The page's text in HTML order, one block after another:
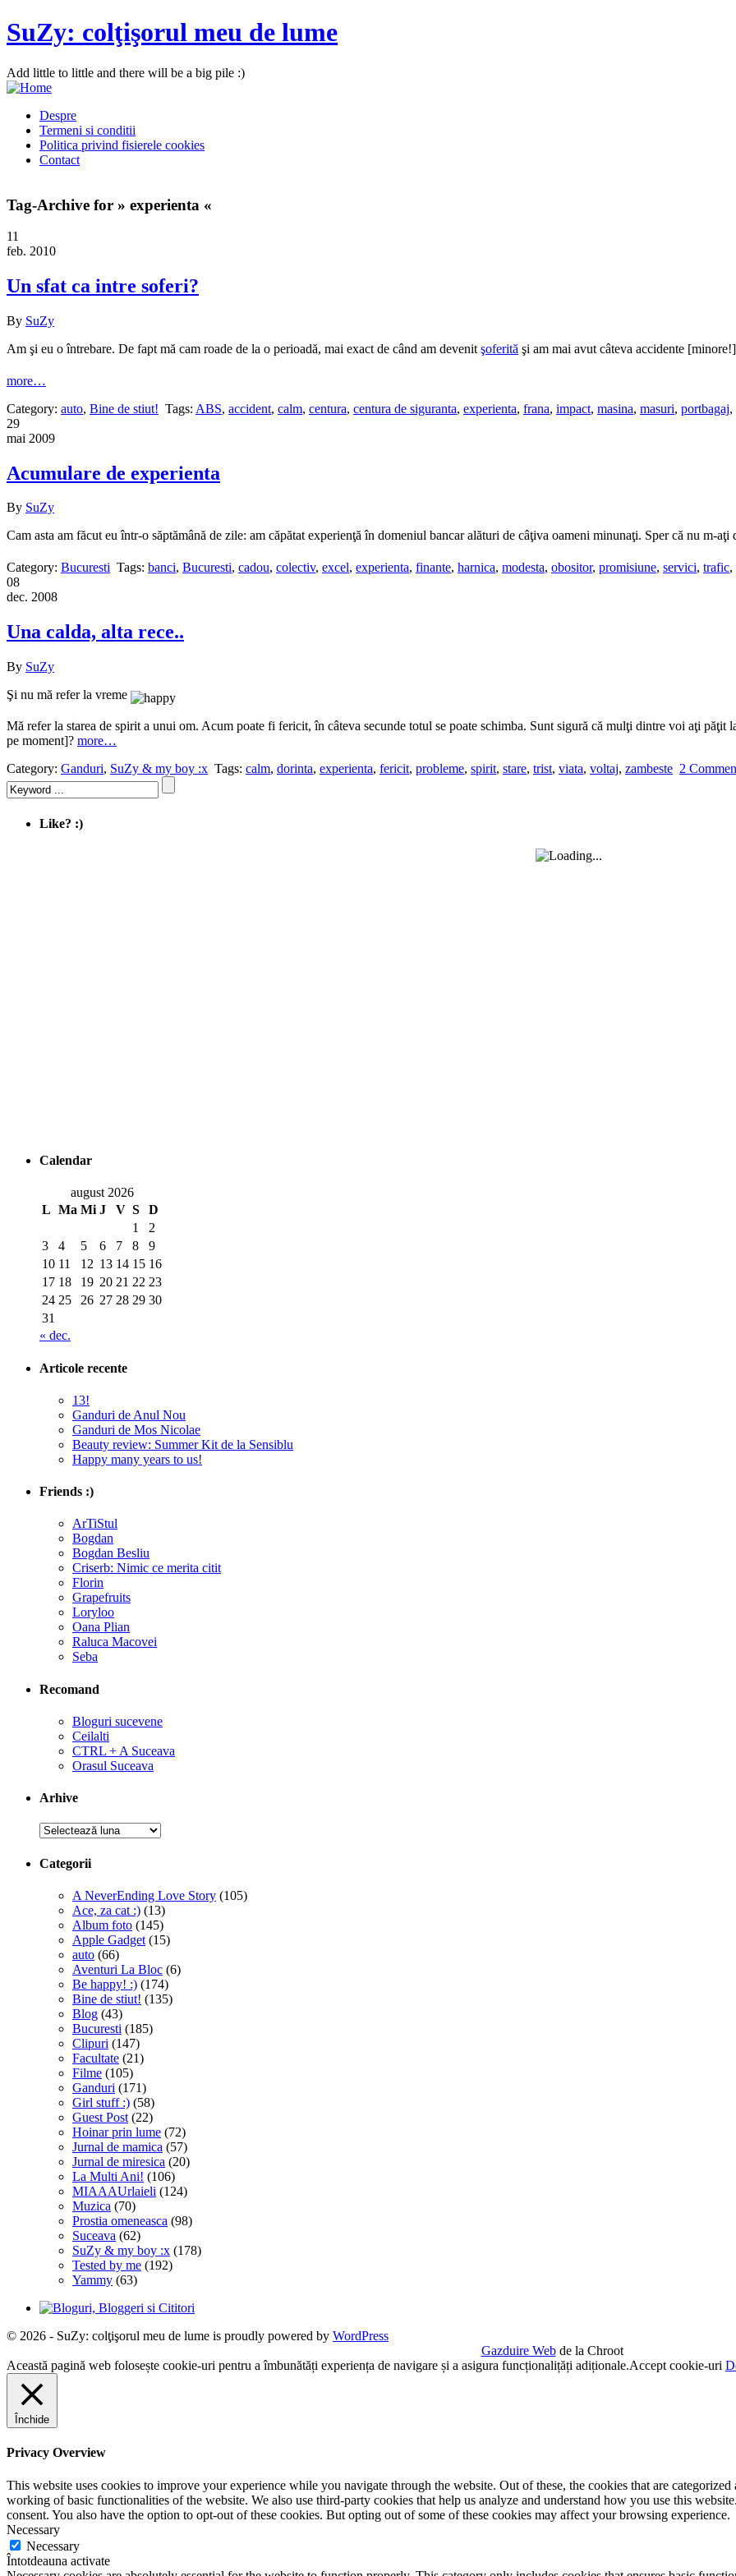
SuZy: colţişorul meu de lume
Add little to little and there will be a big pile :)
Despre
Termeni si conditii
Politica privind fisierele cookies
Contact
Tag-Archive for » experienta «
11
feb. 2010
Un sfat ca intre soferi?
By SuZy
Am şi eu o întrebare. De fapt mă cam roade de la o perioadă, mai exact de când am devenit şoferită şi am mai avut câteva accidente
more…
Category: auto, Bine de stiut! Tags: ABS, accident, calm, centura, centura de siguranta, experienta, frana, impact, masina, masuri, portbagaj,
29
mai 2009
Acumulare de experienta
By SuZy
Cam asta am făcut eu într-o săptămână de zile: am căpătat experienţă în domeniul bancar alături de câţiva oameni minunaţi. Sper că nu m-
Category: Bucuresti Tags: banci, Bucuresti, cadou, colectiv, excel, experienta, finante, harnica, modesta, obositor, promisiune, servici, trafic,
08
dec. 2008
Una calda, alta rece..
By SuZy
Şi nu mă refer la vreme
Mă refer la starea de spirit a unui om. Acum poate fi fericit, în câteva secunde totul se poate schimba. Sunt sigură că mulţi dintre voi aţi păţit
pe moment]? more…
Category: Ganduri, SuZy & my boy :x Tags: calm, dorinta, experienta, fericit, probleme, spirit, stare, trist, viata, voltaj, zambeste 2
Like? :)
Calendar
august 2026
L Ma Mi J V S
D
1
2
3
4 5 6 7 8
9
10 11 12 13 14 15 16
17 18 19 20 21 22 23
24 25 26 27 28 29 30
31
« dec.
Articole recente
13!
Ganduri de Anul Nou
Ganduri de Mos Nicolae
Beauty review: Summer Kit de la Sensiblu
Happy many years to us!
Friends :)
ArTiStul
Bogdan
Bogdan Besliu
Criserb: Nimic ce merita citit
Florin
Grapefruits
Loryloo
Oana Plian
Raluca Macovei
Seba
Recomand
Bloguri sucevene
Ceilalti
CTRL + A Suceava
Orasul Suceava
Arhive
Arhive
Categorii
A NeverEnding Love Story (105)
Ace, za cat :) (13)
Album foto (145)
Apple Gadget (15)
auto (66)
Aventuri La Bloc (6)
Be happy! :) (174)
Bine de stiut! (135)
Blog (43)
Bucuresti (185)
Clipuri (147)
Facultate (21)
Filme (105)
Ganduri (171)
Girl stuff :) (58)
Guest Post (22)
Hoinar prin lume (72)
Jurnal de mamica (57)
Jurnal de miresica (20)
La Multi Ani! (106)
MIAAAUrlaieli (124)
Muzica (70)
Prostia omeneasca (98)
Suceava (62)
SuZy & my boy :x (178)
Tested by me (192)
Yammy (63)
© 2026 - SuZy: colţişorul meu de lume is proudly powered by WordPress
Gazduire Webde la Chroot
Această pagină web folosește cookie-uri pentru a îmbunătăți experiența de navigare și a asigura funcționalițăți adiționale.Accept cookie-uri
Închide
Privacy Overview
This website uses cookies to improve your experience while you navigate through the website. Out of these, the cookies that are categorized
working of basic functionalities of the website. We also use third-party cookies that help us analyze and understand how you use this
consent. You also have the option to opt-out of these cookies. But opting out of some of these cookies may affect your browsing experience.
Necessary
Necessary
Întotdeauna activate